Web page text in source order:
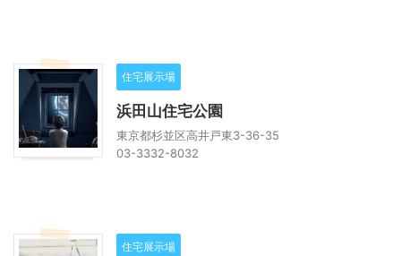
住宅展示場
浜田山住宅公園
東京都杉並区高井戸東3-36-35
03-3332-8032
住宅展示場